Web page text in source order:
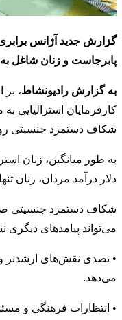
پابرجاست و زنان شاغل به طور متوسط سالانه حدود
به گزارش رادیونشاط
کارفرمایان استرالیایی
شکاف دستمزد جنسیتی
دلار درآمد مردان، زنان تنها 78 سنت دریافت می‌کنند.
شکاف دستمزد جنسیتی
می‌تواند پیامدهای دیگری
• تصدی نقش‌های ارشدتر و
می‌دهد.
• انتظارات فرهنگی و